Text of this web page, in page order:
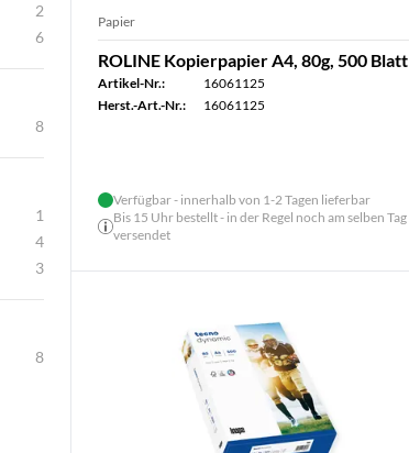
2
6
8
1
4
3
8
Papier
ROLINE Kopierpapier A4, 80g, 500 Blatt
Artikel-Nr.:
16061125
Herst.-Art.-Nr.:
16061125
Verfügbar - innerhalb von 1-2 Tagen lieferbar
Bis 15 Uhr bestellt - in der Regel noch am selben Tag
versendet